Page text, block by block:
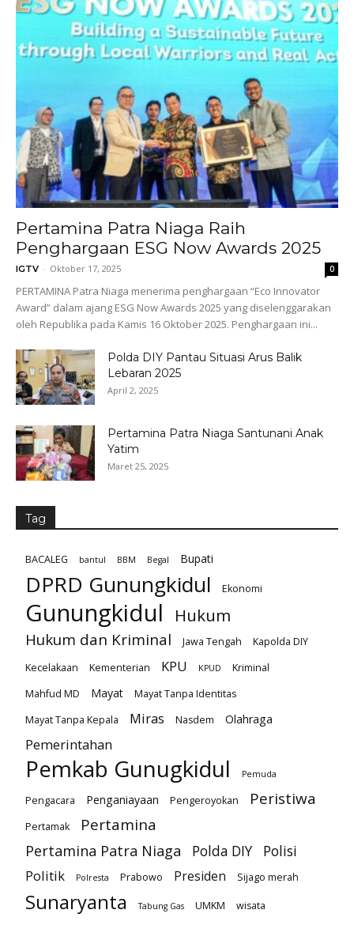
Pertamina Patra Niaga Raih
Penghargaan ESG Now Awards 2025
IGTV - Oktober 17, 2025 0
PERTAMINA Patra Niaga menerima penghargaan “Eco Innovator
Award” dalam ajang ESG Now Awards 2025 yang diselenggarakan
oleh Republika pada Kamis 16 Oktober 2025. Penghargaan ini...
Polda DIY Pantau Situasi Arus Balik
Lebaran 2025
April 2, 2025
Pertamina Patra Niaga Santunani Anak
Yatim
Maret 25, 2025
Tag
BACALEG bantul BBM Begal Bupati
DPRD Gunungkidul Ekonomi
Gunungkidul Hukum
Hukum dan Kriminal Jawa Tengah
Kapolda DIY
Kecelakaan
Kementerian KPU KPUD
Kriminal
Mahfud MD
Mayat
Mayat Tanpa Identitas
Mayat Tanpa Kepala
Miras Nasdem Olahraga
Pemerintahan
Pemkab Gunugkidul Pemuda
Pengacara Penganiayaan Pengeroyokan Peristiwa
Pertamak Pertamina
Pertamina Patra Niaga Polda DIY
Polisi
Politik
Polresta Prabowo Presiden Sijago merah
Sunaryanta Tabung Gas UMKM wisata